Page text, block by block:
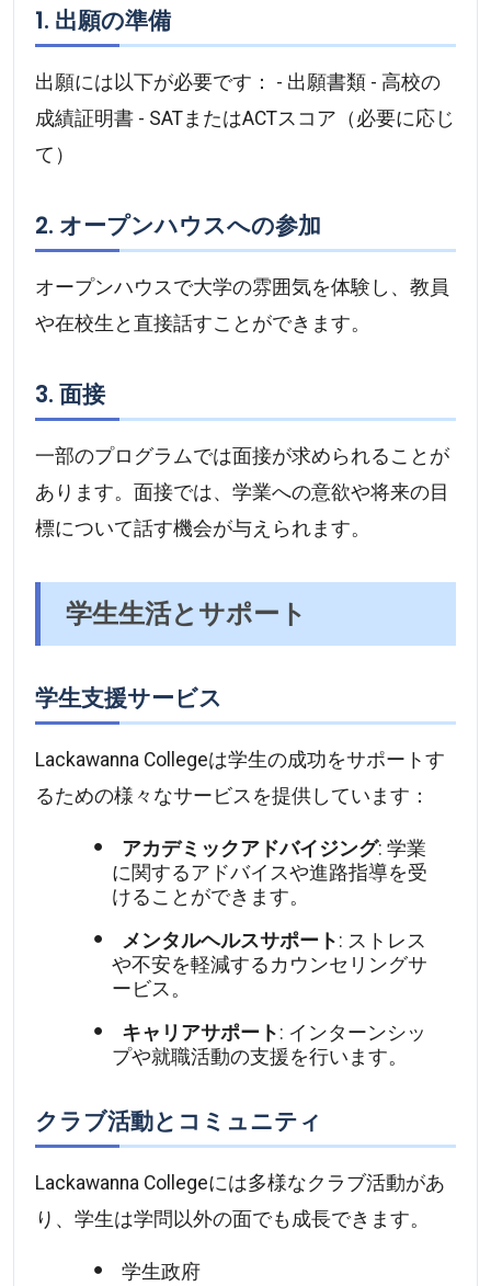
1. 出願の準備
出願には以下が必要です： - 出願書類 - 高校の
成績証明書 - SATまたはACTスコア（必要に応じ
て）
2. オープンハウスへの参加
オープンハウスで大学の雰囲気を体験し、教員
や在校生と直接話すことができます。
3. 面接
一部のプログラムでは面接が求められることが
あります。面接では、学業への意欲や将来の目
標について話す機会が与えられます。
学生生活とサポート
学生支援サービス
Lackawanna Collegeは学生の成功をサポートす
るための様々なサービスを提供しています：
アカデミックアドバイジング: 学業
に関するアドバイスや進路指導を受
けることができます。
メンタルヘルスサポート : ストレス
や不安を軽減するカウンセリングサ
ービス。
キャリアサポート : インターンシッ
プや就職活動の支援を行います。
クラブ活動とコミュニティ
Lackawanna Collegeには多様なクラブ活動があ
り、学生は学問以外の面でも成長できます。
学生政府